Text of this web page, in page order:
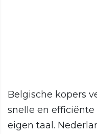
Belgische kopers
snelle en
eigen taal.